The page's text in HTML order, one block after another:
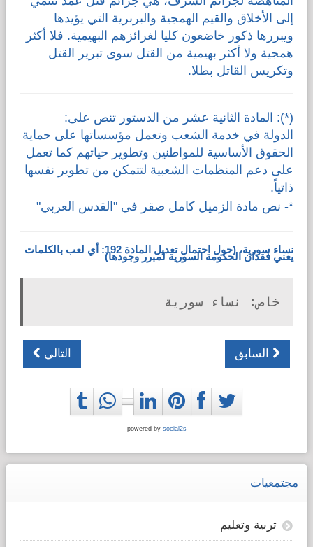
إلى الأخلاق والقيم الهمجية والبربرية التي يؤيدها
ويبررها ذكور خاضعون كليا لغرائزهم البهيمية. فلا أكثر
همجية ولا أكثر بهيمية من القتل سوى تبرير القتل
وتكريس القاتل بطلا.
(*): المادة الثانية عشر من الدستور تنص على:
الدولة في خدمة الشعب وتعمل مؤسساتها على حماية
الحقوق الأساسية للمواطنين وتطوير حياتهم كما تعمل
على دعم المنظمات الشعبية لتتمكن من تطوير نفسها
ذاتياً.
*- نص مادة الزميل كامل صقر في "القدس العربي"
نساء سورية، (حول احتمال تعديل المادة 192: أي لعب بالكلمات
يعني فقدان الحكومة السورية لمبرر وجودها)
خاص: نساء سورية
السابق التالي
powered by social2s
مجتمعيات
تربية وتعليم